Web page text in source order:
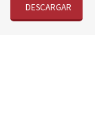
DESCARGAR